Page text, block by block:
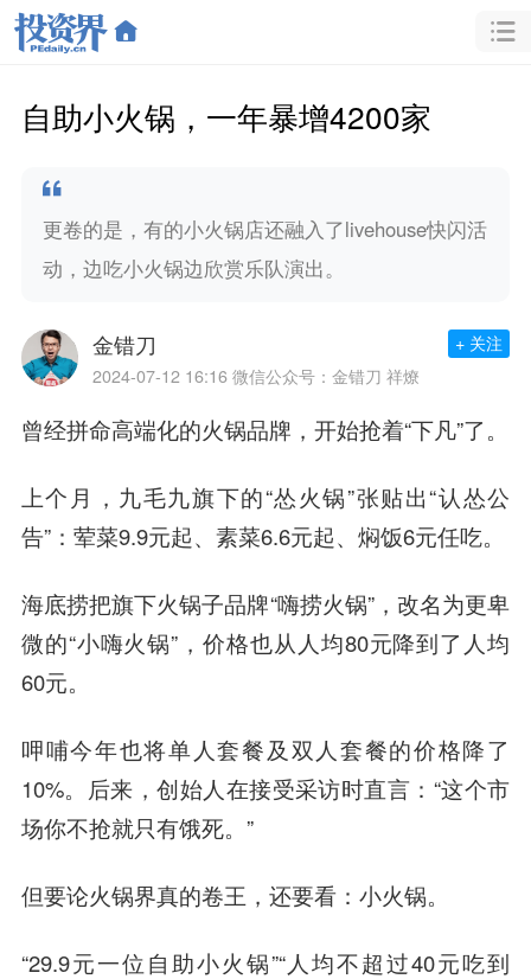
自助小火锅，一年暴增4200家
更卷的是，有的小火锅店还融入了livehouse快闪活
动，边吃小火锅边欣赏乐队演出。
金错刀
2024-07-12 16:16 微信公众号：金错刀 祥燎
+ 关注
曾经拼命高端化的火锅品牌，开始抢着“下凡”了。
上个月，九毛九旗下的“怂火锅”张贴出“认怂公
告”：荤菜9.9元起、素菜6.6元起、焖饭6元任吃。
海底捞把旗下火锅子品牌“嗨捞火锅”，改名为更卑
微的“小嗨火锅”，价格也从人均80元降到了人均
60元。
呷哺今年也将单人套餐及双人套餐的价格降了
10%。后来，创始人在接受采访时直言：“这个市
场你不抢就只有饿死。”
但要论火锅界真的卷王，还要看： 小火锅。
“29.9元一位自助小火锅”“人均不超过40元吃到